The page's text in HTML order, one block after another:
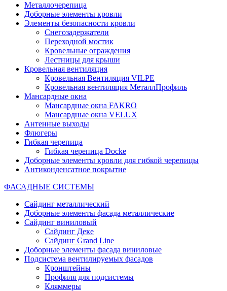
Металлочерепица
Доборные элементы кровли
Элементы безопасности кровли
Снегозадержатели
Переходной мостик
Кровельные ограждения
Лестницы для крыши
Кровельная вентиляция
Кровельная Вентиляция VILPE
Кровельная вентиляция МеталлПрофиль
Мансардные окна
Мансардные окна FAKRO
Мансардные окна VELUX
Антенные выходы
Флюгеры
Гибкая черепица
Гибкая черепица Docke
Доборные элементы кровли для гибкой черепицы
Антиконденсатное покрытие
ФАСАДНЫЕ СИСТЕМЫ
Сайдинг металлический
Доборные элементы фасада металлические
Сайдинг виниловый
Сайдинг Деке
Сайдинг Grand Line
Доборные элементы фасада виниловые
Подсистема вентилируемых фасадов
Кронштейны
Профиля для подсистемы
Кляммеры